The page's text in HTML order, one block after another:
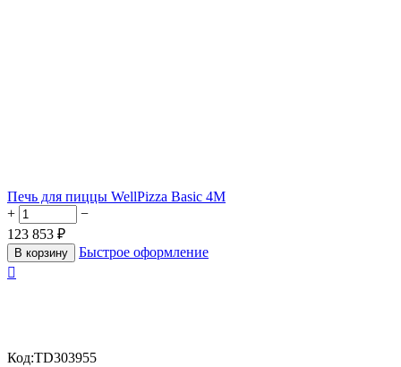
Печь для пиццы WellPizza Basic 4M
+
−
123 853 ₽
В корзину
Быстрое оформление

Код:TD303955